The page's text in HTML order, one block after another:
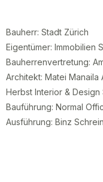
Bauherr: Stadt Zürich
Eigentümer: Immobilien
Bauherrenvertretung:
Architekt: Matei Manaila
Herbst Interior & Design
Bauführung: Normal
Ausführung: Binz